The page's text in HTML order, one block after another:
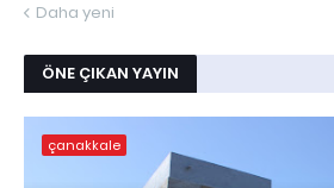
Daha yeni
ÖNE ÇIKAN YAYIN
çanakkale